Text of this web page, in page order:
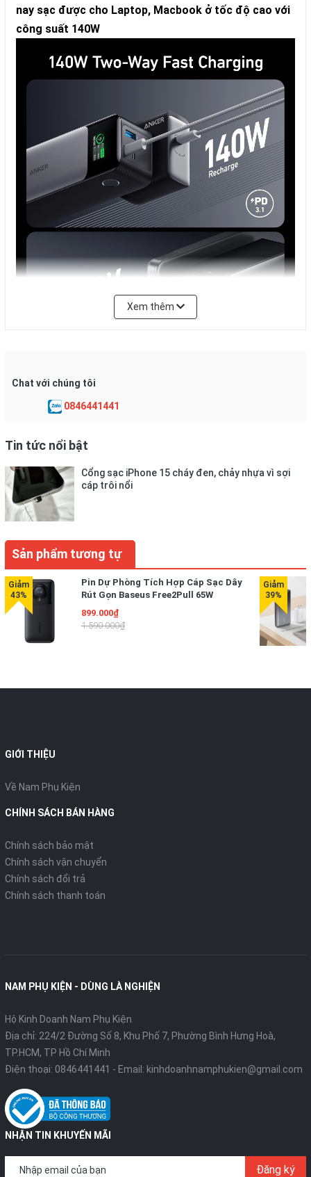
nay sạc được cho Laptop, Macbook ở tốc độ cao với
công suất 140W
cả 2 cổng input và output để nhanh chóng sạc lại pin dự
phòng hoặc sạc cực mạnh ở công suất lên đến 140W.
Với dung lượng pin 24.000mAh và thời lượng pin dài hơn
gấp 2 lần, cung cấp năng lượng cho iPhone 13 gần 5 lần
hoặc iPad Pro 12,9" 2021 1,3 lần.
Xem thêm
Chat với chúng tôi
0846441441
Tin tức nổi bật
Cổng sạc iPhone 15 cháy đen, chảy nhựa vì sợi
cáp trôi nổi
Sản phẩm tương tự
Pin Dự Phòng Tích Hợp Cáp Sạc Dây
Rút Gọn Baseus Free2Pull 65W
20000mAh
899.000₫
1.590.000₫
GIỚI THIỆU
Về Nam Phụ Kiện
CHÍNH SÁCH BÁN HÀNG
Chính sách bảo mật
Chính sách vận chuyển
Chính sách đổi trả
Chính sách thanh toán
NAM PHỤ KIỆN - DÙNG LÀ NGHIỆN
Hộ Kinh Doanh Nam Phụ Kiện
Địa chỉ: 224/2 Đường Số 8, Khu Phố 7, Phường Bình Hưng Hoà,
TP.HCM, TP Hồ Chí Minh
Điện thoại: 0846441441 - Email: kinhdoanhnamphukien@gmail.com
NHẬN TIN KHUYẾN MÃI
Đăng ký